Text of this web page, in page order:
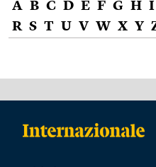
A B C D E F G H I
R S T U V W X Y